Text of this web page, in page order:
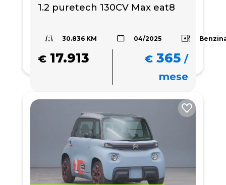
1.2 puretech 130CV Max eat8
30.836 KM 04/2025
€ 17.913 € 365 /
mese